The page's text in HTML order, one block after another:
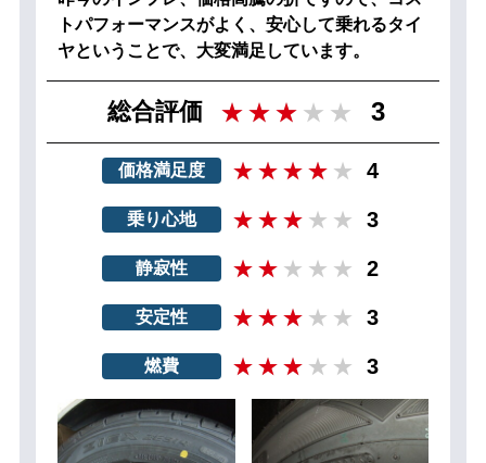
トパフォーマンスがよく、安心して乗れるタイ
ヤということで、大変満足しています。
総合評価 3
価格満足度 4
乗り心地 3
静寂性 2
安定性 3
燃費 3